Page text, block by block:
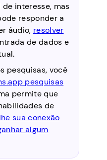
interesse, mas
responder a
áudio, resolver
de dados e
pesquisas, você
pesquisas
permite que
de
sua conexão
algum